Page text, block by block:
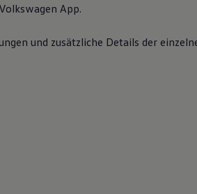
Volkswagen App.
und zusätzliche Details der